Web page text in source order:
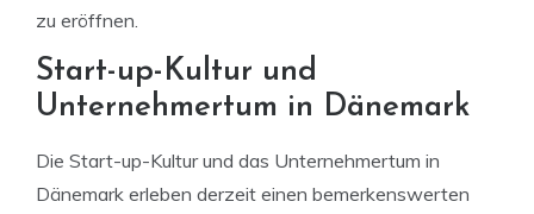
zu eröffnen.
Start-up-Kultur und
Unternehmertum in Dänemark
Die Start-up-Kultur und das Unternehmertum in
Dänemark erleben derzeit einen bemerkenswerten